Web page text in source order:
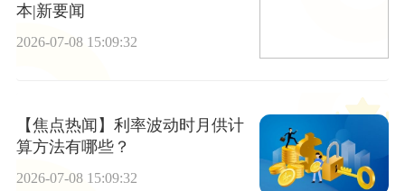
本|新要闻
2026-07-08 15:09:32
【焦点热闻】利率波动时月供计
算方法有哪些？
2026-07-08 15:09:32